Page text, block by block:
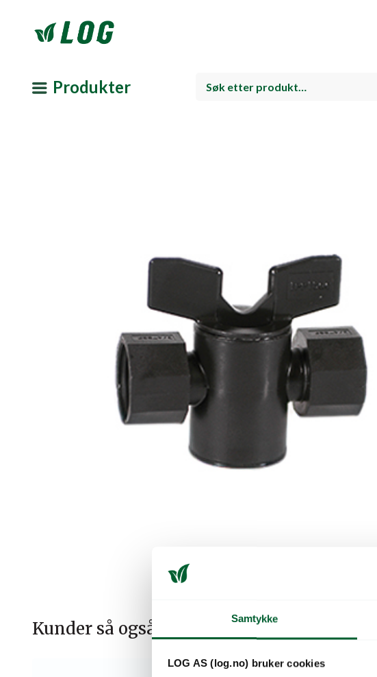
Samtykke
LOG AS (log.no) bruker cookies
Produkter
Kunder så også på